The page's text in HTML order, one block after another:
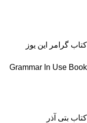
کتاب گرامر این یوز
Grammar In Use Book
کتاب بتی آذر